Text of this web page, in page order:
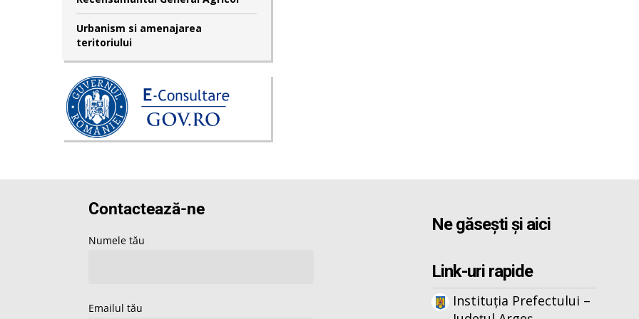
Urbanism si amenajarea
teritoriului
Ne găsești și aici
Link-uri rapide
Instituția Prefectului –